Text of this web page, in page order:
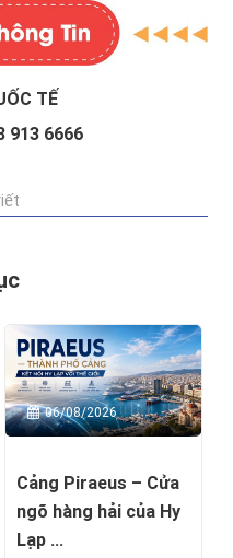
TẾ
913 6666
06/08/2026
Cảng Piraeus – Cửa
ngõ hàng hải của Hy
Lạp ...